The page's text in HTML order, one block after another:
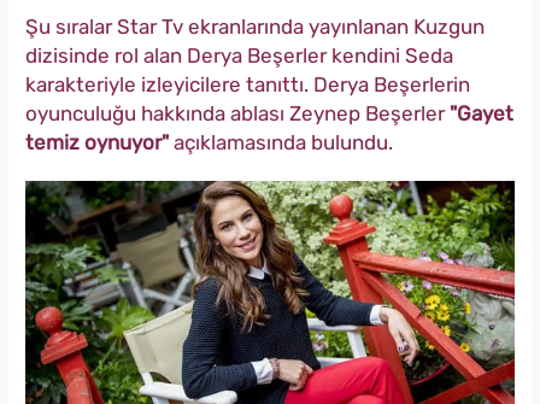
Şu sıralar Star Tv ekranlarında yayınlanan Kuzgun
dizisinde rol alan Derya Beşerler kendini Seda
karakteriyle izleyicilere tanıttı. Derya Beşerlerin
oyunculuğu hakkında ablası Zeynep Beşerler"Gayet
temiz oynuyor" açıklamasında bulundu.